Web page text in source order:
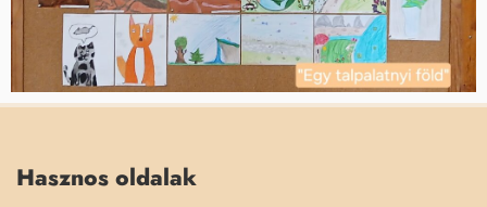
Hasznos oldalak